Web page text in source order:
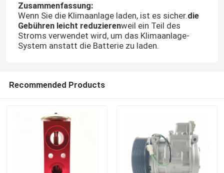
Zusammenfassung:
Wenn Sie die Klimaanlage laden, ist es sicher.die
Gebühren leicht reduzierenweil ein Teil des
Stroms verwendet wird, um das Klimaanlage-
System anstatt die Batterie zu laden.
Recommended Products